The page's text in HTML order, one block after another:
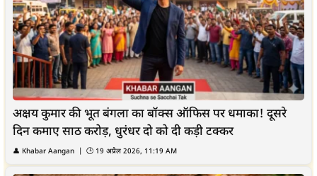
अक्षय कुमार की भूत बंगला का बॉक्स ऑफिस पर धमाका! दूसरे
दिन कमाए साठ करोड़, धुरंधर दो को दी कड़ी टक्कर
👤 Khabar Aangan | 🕒 19 अप्रैल 2026, 11:19 AM